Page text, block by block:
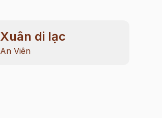
Xuân di lạc
An Viên